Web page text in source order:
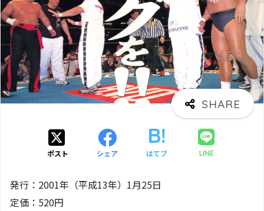
ポスト シェア はてブ LINE
発行：2001年（平成13年）1月25日
定価：520円